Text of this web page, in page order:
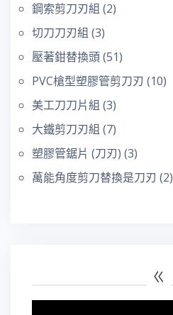
鋼索剪刀刃組 (2)
切刀刀刃組 (3)
壓著鉗替換頭(51)
PVC槍型塑膠管剪刀刃 (10)
美工刀刀片組 (3)
大鐵剪刀刃組 (7)
塑膠管鋸片 (刀刃) (3)
萬能角度剪刀替換是刀刃 (2)
ㄍ